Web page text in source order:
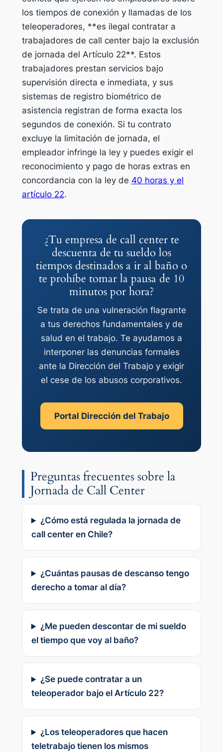
los tiempos de conexión y llamadas de los
teleoperadores, **es ilegal contratar a
trabajadores de call center bajo la exclusión
de jornada del Artículo 22**. Estos
trabajadores prestan servicios bajo
supervisión directa e inmediata, y sus
sistemas de registro biométrico de
asistencia registran de forma exacta los
segundos de conexión. Si tu contrato
excluye la limitación de jornada, el
empleador infringe la ley y puedes exigir el
reconocimiento y pago de horas extras en
concordancia con la ley de 40 horas y el
artículo 22.
¿Tu empresa de call center te
descuenta de tu sueldo los
tiempos destinados a ir al baño o
te prohíbe tomar la pausa de 10
minutos por hora?
Se trata de una vulneración flagrante
a tus derechos fundamentales y de
salud en el trabajo. Te ayudamos a
interponer las denuncias formales
ante la Dirección del Trabajo y exigir
el cese de los abusos corporativos.
Portal Dirección del Trabajo
Preguntas frecuentes sobre la
Jornada de Call Center
¿Cómo está regulada la jornada de
call center en Chile?
¿Cuántas pausas de descanso tengo
derecho a tomar al día?
¿Me pueden descontar de mi sueldo
el tiempo que voy al baño?
¿Se puede contratar a un
teleoperador bajo el Artículo 22?
¿Los teleoperadores que hacen
teletrabajo tienen los mismos